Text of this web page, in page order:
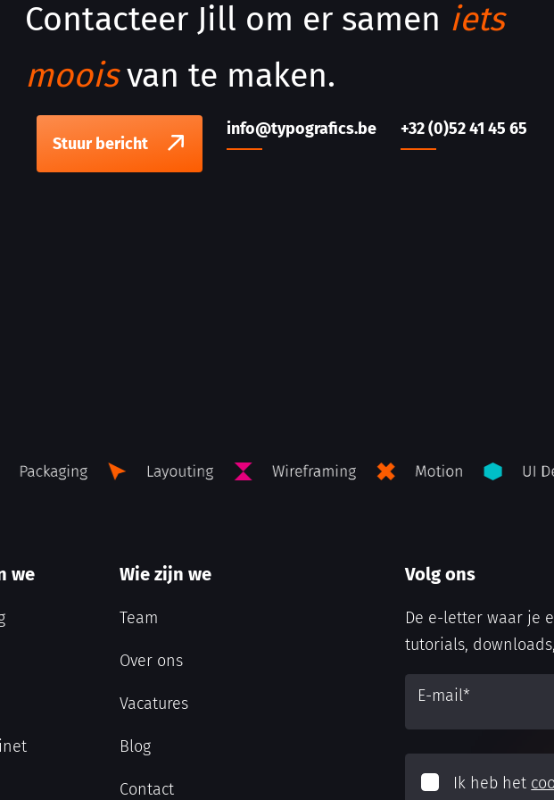
Contacteer Jill om er samen iets
mooisvan te maken.
Stuur bericht
info@typografics.be +32 (0)52 41 45 65
we Wie zijn we
Team
Over ons
Vacatures
Blog
Contact
Volg ons
De e-letter waar je
tutorials,
E-mail*
Ik heb het